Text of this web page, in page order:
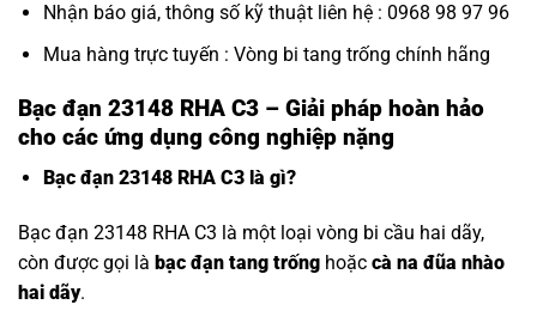
Nhận báo giá, thông số kỹ thuật liên hệ : 0968 98 97 96
Mua hàng trực tuyến : Vòng bi tang trống chính hãng
Bạc đạn 23148 RHA C3 – Giải pháp hoàn hảo
cho các ứng dụng công nghiệp nặng
Bạc đạn 23148 RHA C3 là gì?
Bạc đạn 23148 RHA C3 là một loại vòng bi cầu hai dãy,
còn được gọi là bạc đạn tang trống hoặc cà na đũa nhào
hai dãy.